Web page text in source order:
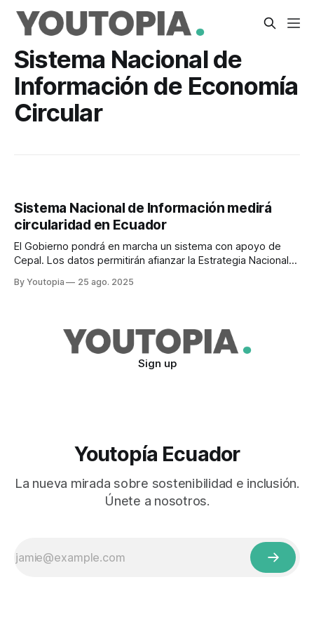
Sistema Nacional de
Información de Economía
Circular
Sistema Nacional de Información medirá
circularidad en Ecuador
El Gobierno pondrá en marcha un sistema con apoyo de
Cepal. Los datos permitirán afianzar la Estrategia Nacional
By Youtopia 25 ago. 2025
Sign up
Youtopía Ecuador
La nueva mirada sobre sostenibilidad e inclusión.
Únete a nosotros.